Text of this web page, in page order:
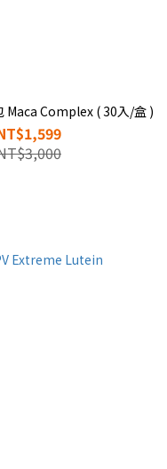
Maca Complex ( 30入/盒 )